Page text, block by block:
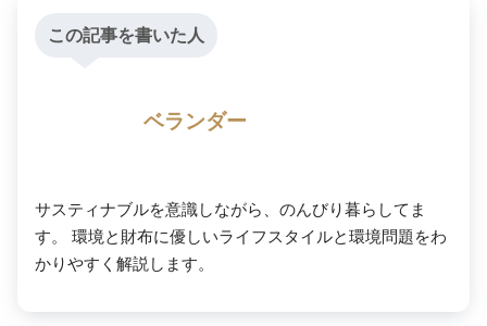
この記事を書いた人
ベランダー
サスティナブルを意識しながら、のんびり暮らしてま
す。 環境と財布に優しいライフスタイルと環境問題をわ
かりやすく解説します。